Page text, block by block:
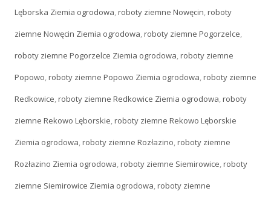
Lęborska Ziemia ogrodowa,roboty ziemne Nowęcin,roboty
ziemne Nowęcin Ziemia ogrodowa,roboty ziemne Pogorzelce,
roboty ziemne Pogorzelce Ziemia ogrodowa,roboty ziemne
Popowo,roboty ziemne Popowo Ziemia ogrodowa,roboty ziemne
Redkowice,roboty ziemne Redkowice Ziemia ogrodowa,roboty
ziemne Rekowo Lęborskie,roboty ziemne Rekowo Lęborskie
Ziemia ogrodowa,roboty ziemne Rozłazino,roboty ziemne
Rozłazino Ziemia ogrodowa,roboty ziemne Siemirowice,roboty
ziemne Siemirowice Ziemia ogrodowa,roboty ziemne